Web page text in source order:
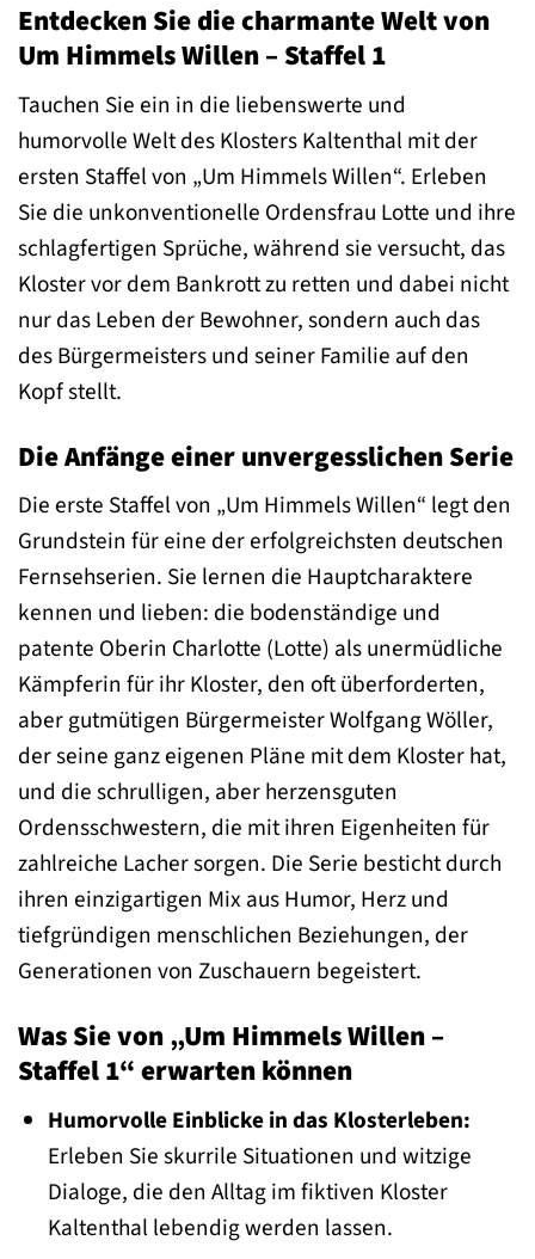
Entdecken Sie die charmante Welt von
Um Himmels Willen – Staffel 1
Tauchen Sie ein in die liebenswerte und
humorvolle Welt des Klosters Kaltenthal mit der
ersten Staffel von „Um Himmels Willen“. Erleben
Sie die unkonventionelle Ordensfrau Lotte und ihre
schlagfertigen Sprüche, während sie versucht, das
Kloster vor dem Bankrott zu retten und dabei nicht
nur das Leben der Bewohner, sondern auch das
des Bürgermeisters und seiner Familie auf den
Kopf stellt.
Die Anfänge einer unvergesslichen Serie
Die erste Staffel von „Um Himmels Willen“ legt den
Grundstein für eine der erfolgreichsten deutschen
Fernsehserien. Sie lernen die Hauptcharaktere
kennen und lieben: die bodenständige und
patente Oberin Charlotte (Lotte) als unermüdliche
Kämpferin für ihr Kloster, den oft überforderten,
aber gutmütigen Bürgermeister Wolfgang Wöller,
der seine ganz eigenen Pläne mit dem Kloster hat,
und die schrulligen, aber herzensguten
Ordensschwestern, die mit ihren Eigenheiten für
zahlreiche Lacher sorgen. Die Serie besticht durch
ihren einzigartigen Mix aus Humor, Herz und
tiefgründigen menschlichen Beziehungen, der
Generationen von Zuschauern begeistert.
Was Sie von „Um Himmels Willen –
Staffel 1“ erwarten können
Humorvolle Einblicke in das Klosterleben:
Erleben Sie skurrile Situationen und witzige
Dialoge, die den Alltag im fiktiven Kloster
Kaltenthal lebendig werden lassen.